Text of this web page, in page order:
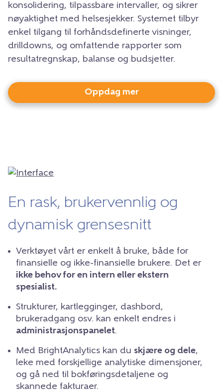
konsolidering, tilpassbare intervaller, og sikrer
nøyaktighet med helsesjekker. Systemet tilbyr
enkel tilgang til forhåndsdefinerte visninger,
drilldowns, og omfattende rapporter som
resultatregnskap, balanse og budsjetter.
Oppdag mer
En rask, brukervennlig og
dynamisk grensesnitt
Verktøyet vårt er enkelt å bruke, både for
finansielle og ikke-finansielle brukere. Det er
ikke behov for en intern eller ekstern
spesialist.
Strukturer, kartlegginger, dashbord,
brukeradgang osv. kan enkelt endres i
administrasjonspanelet.
Med BrightAnalytics kan du skjære og dele,
leke med forskjellige analytiske dimensjoner,
og gå ned til bokføringsdetaljene og
skannede fakturaer.